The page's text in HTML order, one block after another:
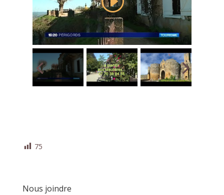
75
Nous joindre